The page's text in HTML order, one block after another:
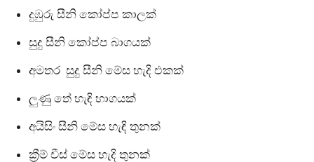
දුඹුරු සීනි කෝප්ප කාලක්
සුදු සීනි කෝප්ප බාගයක්
අමතර සුදු සීනි මේස හැදි එකක්
ලුණු තේ හැඳි භාගයක්
අයිසිං සීනි මේස හැඳි තුනක්
ක්‍රීම් චීස් මේස හැදි තුනක්